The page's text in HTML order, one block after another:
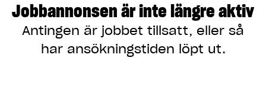
Jobbannonsen är inte längre aktiv
Antingen är jobbet tillsatt, eller så
har ansökningstiden löpt ut.